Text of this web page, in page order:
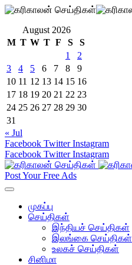
August 2026
M T W T F S
S
1
2
3
4 5 6 7 8
9
10 11 12 13 14 15 16
17 18 19 20 21 22 23
24 25 26 27 28 29 30
31
« Jul
Facebook Twitter Instagram
Facebook Twitter Instagram
Post Your Free Ads
முகப்பு
செய்திகள்
இந்தியச் செய்திகள்
இலங்கை செய்திகள்
உலகச் செய்திகள்
சினிமா